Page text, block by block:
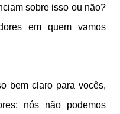
sobre isso ou não?
em quem vamos
bem claro para vocês,
nós não podemos